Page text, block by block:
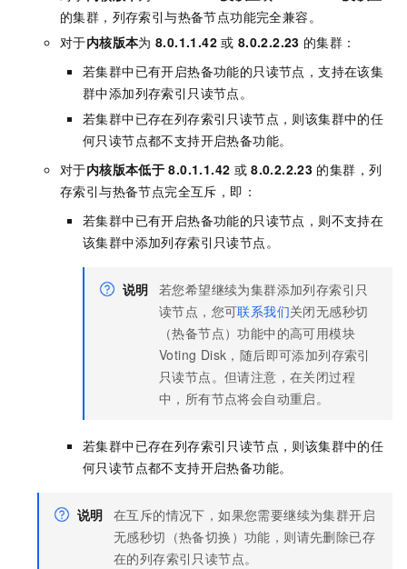
的集群，列存索引与热备节点功能完全兼容。
对于内核版本为 8.0.1.1.42 或 8.0.2.2.23 的集群：
若集群中已有开启热备功能的只读节点，支持在该集
群中添加列存索引只读节点。
若集群中已存在列存索引只读节点，则该集群中的任
何只读节点都不支持开启热备功能。
对于内核版本低于 8.0.1.1.42 或 8.0.2.2.23 的集群，列
存索引与热备节点完全互斥，即：
若集群中已有开启热备功能的只读节点，则不支持在
该集群中添加列存索引只读节点。
说明 若您希望继续为集群添加列存索引只
读节点，您可联系我们关闭无感秒切
（热备节点）功能中的高可用模块
Voting Disk，随后即可添加列存索引
只读节点。但请注意，在关闭过程
中，所有节点将会自动重启。
若集群中已存在列存索引只读节点，则该集群中的任
何只读节点都不支持开启热备功能。
说明 在互斥的情况下，如果您需要继续为集群开启
无感秒切（热备切换）功能，则请先删除已存
在的列存索引只读节点。